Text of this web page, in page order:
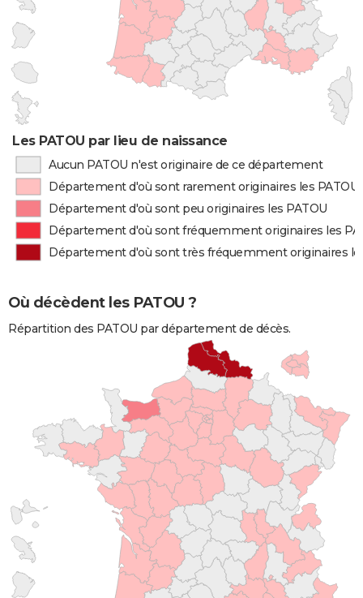
Les PATOU par lieu de naissance
Aucun PATOU n'est originaire de ce département
Département d'où sont rarement originaires les PATOU
Département d'où sont peu originaires les PATOU
Département d'où sont fréquemment originaires les
Département d'où sont très fréquemment originaires
Où décèdent les PATOU ?
Répartition des PATOU par département de décès.